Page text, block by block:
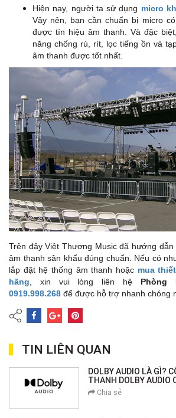
Hiện nay, người ta sử dụng micro
Vậy nên, bạn cần chuẩn bị micro
được tín hiệu âm thanh. Và đặc
năng chống rú, rít, lọc tiếng ồn và
âm thanh được tốt nhất.
Trên đây Việt Thương Music đã hướng
âm thanh sân khấu đúng chuẩn. Nếu có
lắp đặt hệ thống âm thanh hoặc mua
hãng, xin vui lòng liên hệ Phòng
0919.998.268 để được hỗ trợ nhanh chóng
TIN LIÊN QUAN
DOLBY AUDIO LÀ GÌ?
THANH DOLBY AUDIO
Chia sẻ